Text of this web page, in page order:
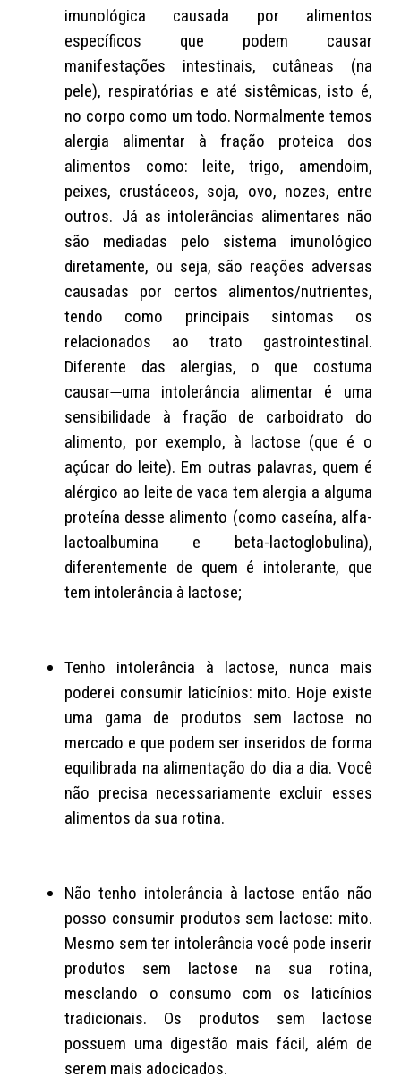
imunológica causada por alimentos
específicos que podem causar
manifestações intestinais, cutâneas (na
pele), respiratórias e até sistêmicas, isto é,
no corpo como um todo. Normalmente temos
alergia alimentar à fração proteica dos
alimentos como: leite, trigo, amendoim,
peixes, crustáceos, soja, ovo, nozes, entre
outros. Já as intolerâncias alimentares não
são mediadas pelo sistema imunológico
diretamente, ou seja, são reações adversas
causadas por certos alimentos/nutrientes,
tendo como principais sintomas os
relacionados ao trato gastrointestinal.
Diferente das alergias, o que costuma
causar uma intolerância alimentar é uma
sensibilidade à fração de carboidrato do
alimento, por exemplo, à lactose (que é o
açúcar do leite). Em outras palavras, quem é
alérgico ao leite de vaca tem alergia a alguma
proteína desse alimento (como caseína, alfa-
lactoalbumina e beta-lactoglobulina),
diferentemente de quem é intolerante, que
tem intolerância à lactose;
Tenho intolerância à lactose, nunca mais
poderei consumir laticínios: mito. Hoje existe
uma gama de produtos sem lactose no
mercado e que podem ser inseridos de forma
equilibrada na alimentação do dia a dia. Você
não precisa necessariamente excluir esses
alimentos da sua rotina.
Não tenho intolerância à lactose então não
posso consumir produtos sem lactose: mito.
Mesmo sem ter intolerância você pode inserir
produtos sem lactose na sua rotina,
mesclando o consumo com os laticínios
tradicionais. Os produtos sem lactose
possuem uma digestão mais fácil, além de
serem mais adocicados.